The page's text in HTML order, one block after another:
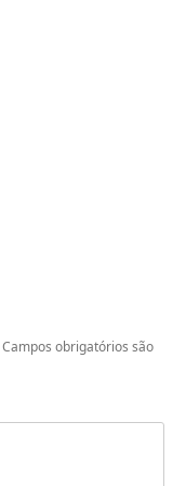
Campos obrigatórios são